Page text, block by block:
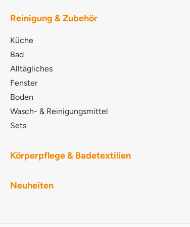
POLYGLUCOSE PARFUM Ätherische Öle
Methoxymethylbutanol POTASSIUM COCOATE
LACTIC ACID SODIUM HYDROXIDE LINALOOL
D,L-alpha-Pinen MYRISTYL ALCOHOL NATRIUM-
Reinigung & Zubehör
Küche
Bad
Alltägliches
Fenster
Boden
Wasch- & Reinigungsmittel
Sets
Körperpflege & Badetextilien
Neuheiten